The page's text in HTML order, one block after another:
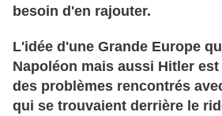
besoin d'en rajouter.
L'idée d'une Grande Europe
Napoléon mais aussi Hitler
des problèmes rencontrés
qui se trouvaient derrière le